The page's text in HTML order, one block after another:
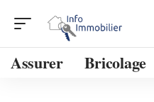
Assurer Bricolage